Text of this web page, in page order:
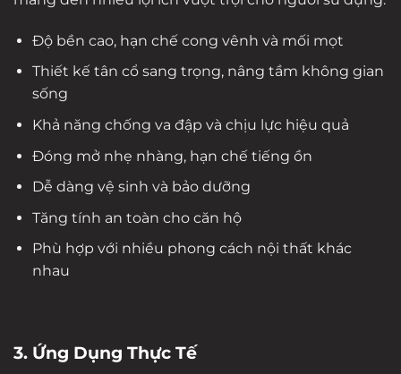
Độ bền cao, hạn chế cong vênh và mối mọt
Thiết kế tân cổ sang trọng, nâng tầm không gian
sống
Khả năng chống va đập và chịu lực hiệu quả
Đóng mở nhẹ nhàng, hạn chế tiếng ồn
Dễ dàng vệ sinh và bảo dưỡng
Tăng tính an toàn cho căn hộ
Phù hợp với nhiều phong cách nội thất khác
nhau
3. Ứng Dụng Thực Tế